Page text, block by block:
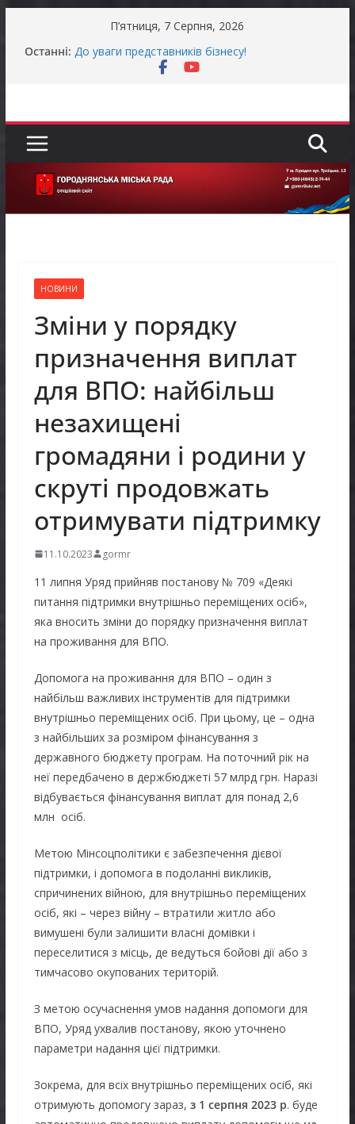
П’ятниця, 7 Серпня, 2026
Останні: До уваги представників бізнесу!
Захищай небо Чернігівщини!
присудження Премії Кабінету Міністрів України
за вагомий внесок у забезпечення
енергетичної стійкості України
НОВИНИ
Зміни у порядку
призначення виплат
для ВПО: найбільш
незахищені
громадяни і родини у
скруті продовжать
отримувати підтримку
11.10.2023 gormr
11 липня Уряд прийняв постанову № 709 «Деякі
питання підтримки внутрішньо переміщених осіб»,
яка вносить зміни до порядку призначення виплат
на проживання для ВПО.
Допомога на проживання для ВПО – один з
найбільш важливих інструментів для підтримки
внутрішньо переміщених осіб. При цьому, це – одна
з найбільших за розміром фінансування з
державного бюджету програм. На поточний рік на
неї передбачено в держбюджеті 57 млрд грн. Наразі
відбувається фінансування виплат для понад 2,6
млн осіб.
Метою Мінсоцполітики є забезпечення дієвої
підтримки, і допомога в подоланні викликів,
спричинених війною, для внутрішньо переміщених
осіб, які – через війну – втратили житло або
вимушені були залишити власні домівки і
переселитися з місць, де ведуться бойові дії або з
тимчасово окупованих територій.
З метою осучаснення умов надання допомоги для
ВПО, Уряд ухвалив постанову, якою уточнено
параметри надання цієї підтримки.
Зокрема, для всіх внутрішньо переміщених осіб, які
отримують допомогу зараз, з 1 серпня 2023 р. буде